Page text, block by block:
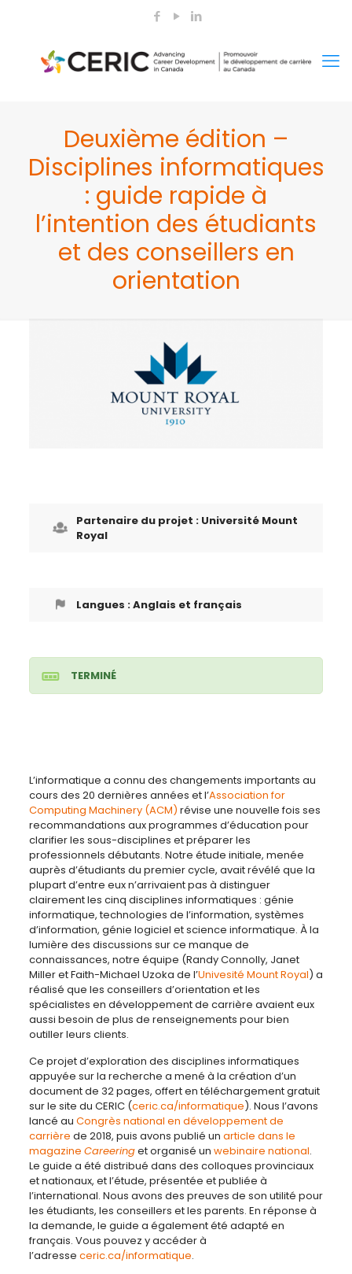
Deuxième édition –
Disciplines informatiques
: guide rapide à
l’intention des étudiants
et des conseillers en
orientation
Partenaire du projet : Université Mount
Royal
Langues : Anglais et français
TERMINÉ
L’informatique a connu des changements importants au
cours des 20 dernières années et l’Association for
Computing Machinery (ACM) révise une nouvelle fois ses
recommandations aux programmes d’éducation pour
clarifier les sous-disciplines et préparer les
professionnels débutants. Notre étude initiale, menée
auprès d’étudiants du premier cycle, avait révélé que la
plupart d’entre eux n’arrivaient pas à distinguer
clairement les cinq disciplines informatiques : génie
informatique, technologies de l’information, systèmes
d’information, génie logiciel et science informatique. À la
lumière des discussions sur ce manque de
connaissances, notre équipe (Randy Connolly, Janet
Miller et Faith-Michael Uzoka de l’Univesité Mount Royal) a
réalisé que les conseillers d’orientation et les
spécialistes en développement de carrière avaient eux
aussi besoin de plus de renseignements pour bien
outiller leurs clients.
Ce projet d’exploration des disciplines informatiques
appuyée sur la recherche a mené à la création d’un
document de 32 pages, offert en téléchargement gratuit
sur le site du CERIC (ceric.ca/informatique). Nous l’avons
lancé au Congrès national en développement de
carrière de 2018, puis avons publié un article dans le
magazine Careeringet organisé un webinaire national.
Le guide a été distribué dans des colloques provinciaux
et nationaux, et l’étude, présentée et publiée à
l’international. Nous avons des preuves de son utilité pour
les étudiants, les conseillers et les parents. En réponse à
la demande, le guide a également été adapté en
français. Vous pouvez y accéder à
l’adresse ceric.ca/informatique.